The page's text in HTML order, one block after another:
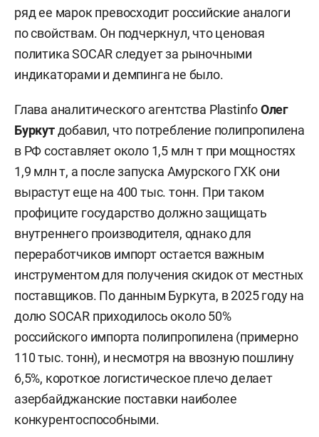
ряд ее марок превосходит российские аналоги
по свойствам. Он подчеркнул, что ценовая
политика SOCAR следует за рыночными
индикаторами и демпинга не было.
Глава аналитического агентства PlastinfoОлег
Буркутдобавил, что потребление полипропилена
в РФ составляет около 1,5 млн т при мощностях
1,9 млн т, а после запуска Амурского ГХК они
вырастут еще на 400 тыс. тонн. При таком
профиците государство должно защищать
внутреннего производителя, однако для
переработчиков импорт остается важным
инструментом для получения скидок от местных
поставщиков. По данным Буркута, в 2025 году на
долю SOCAR приходилось около 50%
российского импорта полипропилена (примерно
110 тыс. тонн), и несмотря на ввозную пошлину
6,5%, короткое логистическое плечо делает
азербайджанские поставки наиболее
конкурентоспособными.